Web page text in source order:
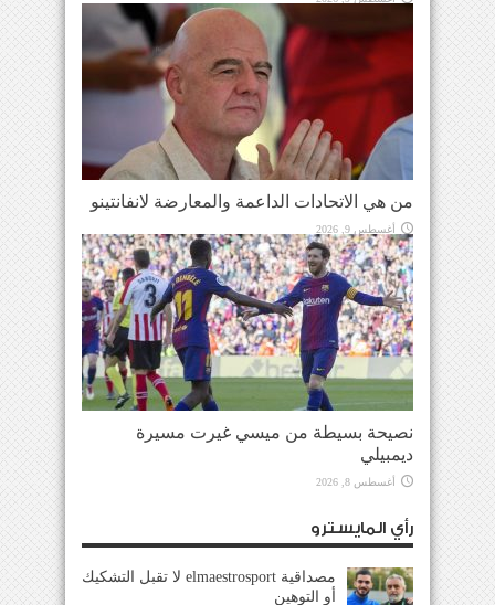
من هي الاتحادات الداعمة والمعارضة لانفانتينو
أغسطس 9, 2026
نصيحة بسيطة من ميسي غيرت مسيرة
ديمبيلي
أغسطس 8, 2026
رأي المايسترو
مصداقية elmaestrosport لا تقبل التشكيك
أو التوهين